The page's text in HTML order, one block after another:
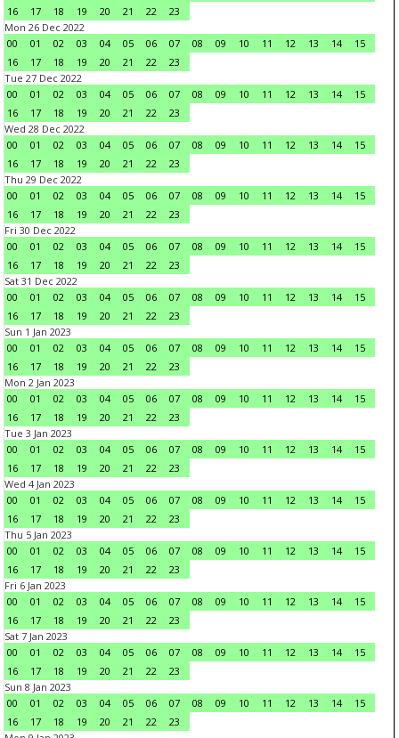
16
17 18 19 20 21 22
23
Mon 26 Dec 2022
00
01 02 03 04 05 06 07 08 09 10 11 12 13 14
15
16
17 18 19 20 21 22
23
Tue 27 Dec 2022
00
01 02 03 04 05 06 07 08 09 10 11 12 13 14
15
16
17 18 19 20 21 22
23
Wed 28 Dec 2022
00
01 02 03 04 05 06 07 08 09 10 11 12 13 14
15
16
17 18 19 20 21 22
23
Thu 29 Dec 2022
00
01 02 03 04 05 06 07 08 09 10 11 12 13 14
15
16
17 18 19 20 21 22
23
Fri 30 Dec 2022
00
01 02 03 04 05 06 07 08 09 10 11 12 13 14
15
16
17 18 19 20 21 22
23
Sat 31 Dec 2022
00
01 02 03 04 05 06 07 08 09 10 11 12 13 14
15
16
17 18 19 20 21 22
23
Sun 1 Jan 2023
00
01 02 03 04 05 06 07 08 09 10 11 12 13 14
15
16
17 18 19 20 21 22
23
Mon 2 Jan 2023
00
01 02 03 04 05 06 07 08 09 10 11 12 13 14
15
16
17 18 19 20 21 22
23
Tue 3 Jan 2023
00
01 02 03 04 05 06 07 08 09 10 11 12 13 14
15
16
17 18 19 20 21 22
23
Wed 4 Jan 2023
00
01 02 03 04 05 06 07 08 09 10 11 12 13 14
15
16
17 18 19 20 21 22
23
Thu 5 Jan 2023
00
01 02 03 04 05 06 07 08 09 10 11 12 13 14
15
16
17 18 19 20 21 22
23
Fri 6 Jan 2023
00
01 02 03 04 05 06 07 08 09 10 11 12 13 14
15
16
17 18 19 20 21 22
23
Sat 7 Jan 2023
00
01 02 03 04 05 06 07 08 09 10 11 12 13 14
15
16
17 18 19 20 21 22
23
Sun 8 Jan 2023
00
01 02 03 04 05 06 07 08 09 10 11 12 13 14
15
16
17 18 19 20 21 22
23